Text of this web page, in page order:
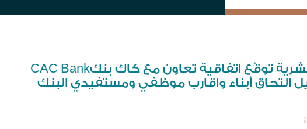
جامعة آزال للتنمية البشرية توقّع اتفاقية تعاون مع كاك بنكCAC Bank
التحاق أبناء واقارب موظفي ومستفيدي البنك